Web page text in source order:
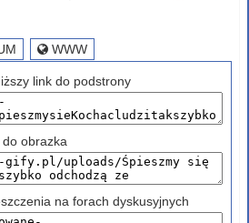
WWW
link do podstrony
obrazka
na forach dyskusyjnych